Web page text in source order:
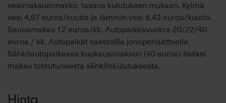
vesimaksuennakko, tasaus kulutuksen mukaan. Kylmä
vesi 4,67 euroa/kuutio ja lämmin vesi 8,43 euroa/kuutio.
Saunamaksu 12 euroa/kk. Autopaikkavuokra 20/22/40
euroa / kk. Autopaikat saatavilla jonoperiaatteella.
Sähköautopaikassa kuukausimaksun (40 euroa) lisäksi
maksu toteutuneesta sähkönkulutuksesta.
Hinta